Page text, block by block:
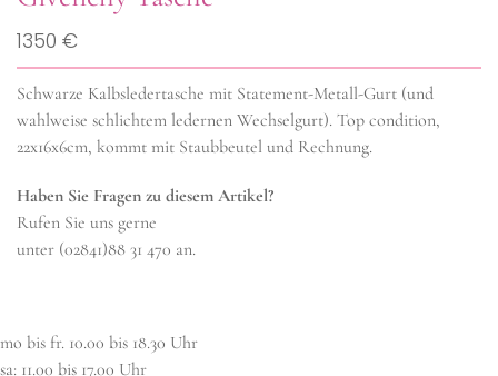
1350 €
Schwarze Kalbsledertasche mit Statement-Metall-Gurt (und
wahlweise schlichtem ledernen Wechselgurt). Top condition,
22x16x6cm, kommt mit Staubbeutel und Rechnung.
Haben Sie Fragen zu diesem Artikel?
Rufen Sie uns gerne
unter (02841)88 31 470 an.
mo bis fr. 10.00 bis 18.30 Uhr
sa: 11.00 bis 17.00 Uhr